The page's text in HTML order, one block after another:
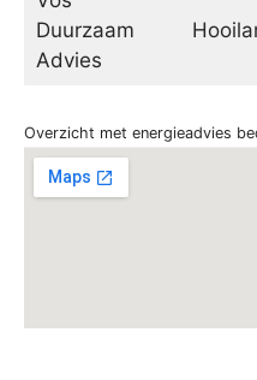
Duurzaam
Advies
Overzicht met energieadvies